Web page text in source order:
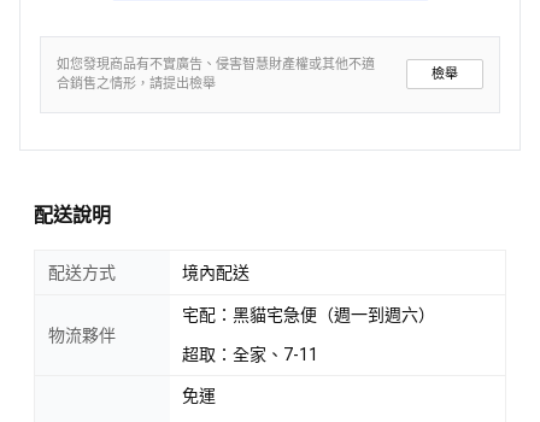
如您發現商品有不實廣告、侵害智慧財產權或其他不適
合銷售之情形，請提出檢舉
檢舉
配送說明
配送方式 境內配送
物流夥伴
宅配：黑貓宅急便（週一到週六）
超取：全家、7-11
免運